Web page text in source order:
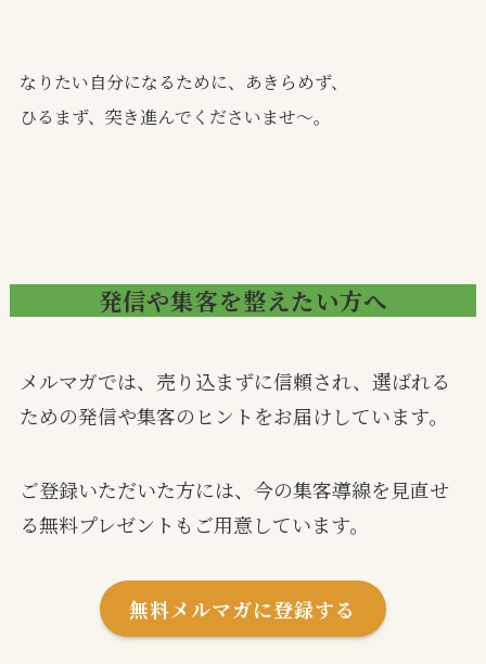
なりたい自分になるために、あきらめず、
ひるまず、突き進んでくださいませ～。
発信や集客を整えたい方へ
メルマガでは、売り込まずに信頼され、選ばれる
ための発信や集客のヒントをお届けしています。
ご登録いただいた方には、今の集客導線を見直せ
る無料プレゼントもご用意しています。
無料メルマガに登録する